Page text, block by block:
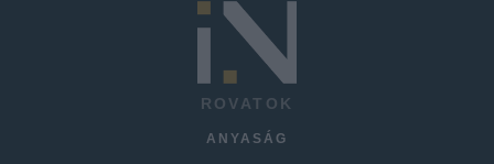
ROVATOK
ANYASÁG